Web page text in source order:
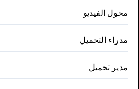
محول الفيديو
مدراء التحميل
مدير تحميل